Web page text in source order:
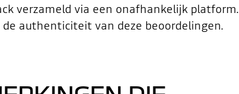
verzameld via een onafhankelijk platform.
authenticiteit van deze beoordelingen.